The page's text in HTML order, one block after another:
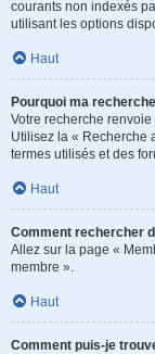
courants non indexés
utilisant les options
Haut
Pourquoi ma
Votre recherche
Utilisez la « Recherche
termes utilisés et des
Haut
Comment rechercher
Allez sur la page «
membre ».
Haut
Comment puis-je